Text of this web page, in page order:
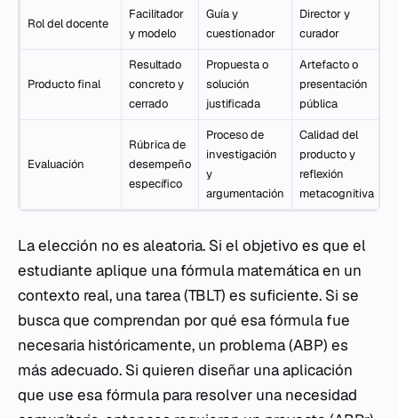
Rol del docente
Facilitador
y modelo
Guía y
cuestionador
Director y
curador
Producto final
Resultado
concreto y
cerrado
Propuesta o
solución
justificada
Artefacto o
presentación
pública
Evaluación
Rúbrica de
desempeño
específico
Proceso de
investigación
y
argumentación
Calidad del
producto y
reflexión
metacognitiva
La elección no es aleatoria. Si el objetivo es que el
estudiante aplique una fórmula matemática en un
contexto real, una tarea (TBLT) es suficiente. Si se
busca que comprendan por qué esa fórmula fue
necesaria históricamente, un problema (ABP) es
más adecuado. Si quieren diseñar una aplicación
que use esa fórmula para resolver una necesidad